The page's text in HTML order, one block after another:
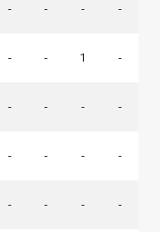
- - - -
- - 1 -
- - - -
- - - -
- - - -